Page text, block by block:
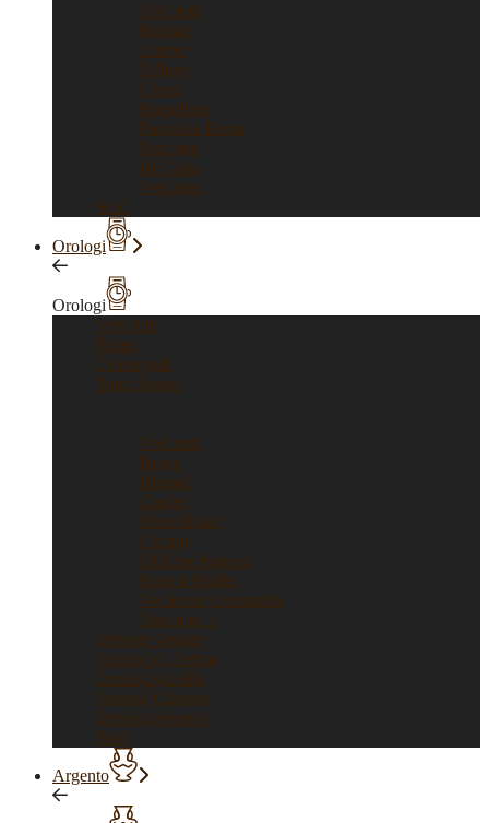
Vedi tutti
Bulgari
Cartier
Tiffany
Gucci
Pomellato
Pasquale Bruni
Damiani
Re Carlo
Vedi tutti
Sold
Orologi
Orologi
Vedi tutti
Rolex
Cronografi
Tutti i brand
Vedi tutti
Rolex
Bulgari
Cartier
Mont Blanc
Corum
Officine Panerai
Franck Muller
Vacheron Constantin
Vedi tutti >
Orologi vintage
Orologi di Forma
Orologi gioiello
Orologi Classici
Orologi Sportivi
Sold
Argento